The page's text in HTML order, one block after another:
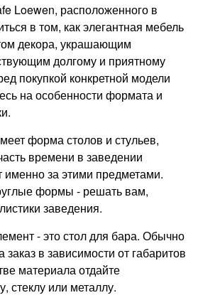
Loewen, расположенного в
в том, как элегантная мебель
декора, украшающим
долгому и приятному
покупкой конкретной модели
на особенности формата и
форма столов и стульев,
времени в заведении
именно за этими предметами.
формы - решать вам,
заведения.
- это стол для бара. Обычно
заказ в зависимости от габаритов
материала отдайте
стеклу или металлу.